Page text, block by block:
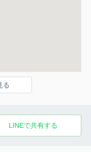
る
LINEで共有する